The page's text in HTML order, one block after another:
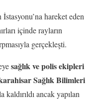
hareket eden
içinde rayların
gerçekleşti.
sağlık ve polis ekipleri
Sağlık Bilimleri
kaldırıldı ancak yapılan